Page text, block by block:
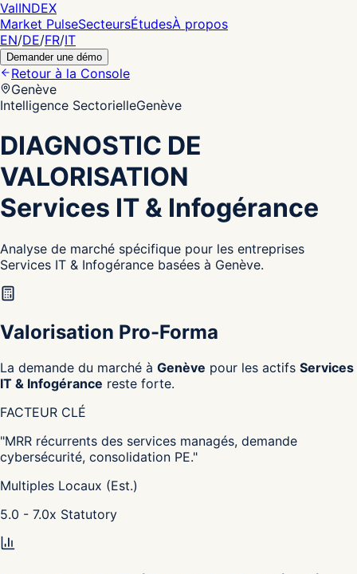
ValINDEX
Market PulseSecteursÉtudesÀ propos
EN/DE/FR/IT
Demander une démo
Retour à la Console
Genève
Intelligence SectorielleGenève
DIAGNOSTIC DE
VALORISATION
Services IT & Infogérance
Analyse de marché spécifique pour les entreprises
Services IT & Infogérance basées à Genève.
Valorisation Pro-Forma
La demande du marché à Genève pour les actifs Services
IT & Infogérance reste forte.
FACTEUR CLÉ
"MRR récurrents des services managés, demande
cybersécurité, consolidation PE."
Multiples Locaux (Est.)
5.0 - 7.0x Statutory